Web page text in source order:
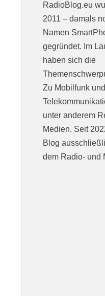
RadioBlog.eu
2011 – damals
Namen
gegründet. Im
haben sich die
Zu Mobilfunk und
unter anderem
Medien. Seit
Blog
dem Radio- und